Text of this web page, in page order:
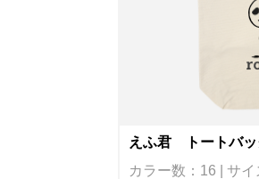
えふ君 トートバッ
カラー数：16 | サイ